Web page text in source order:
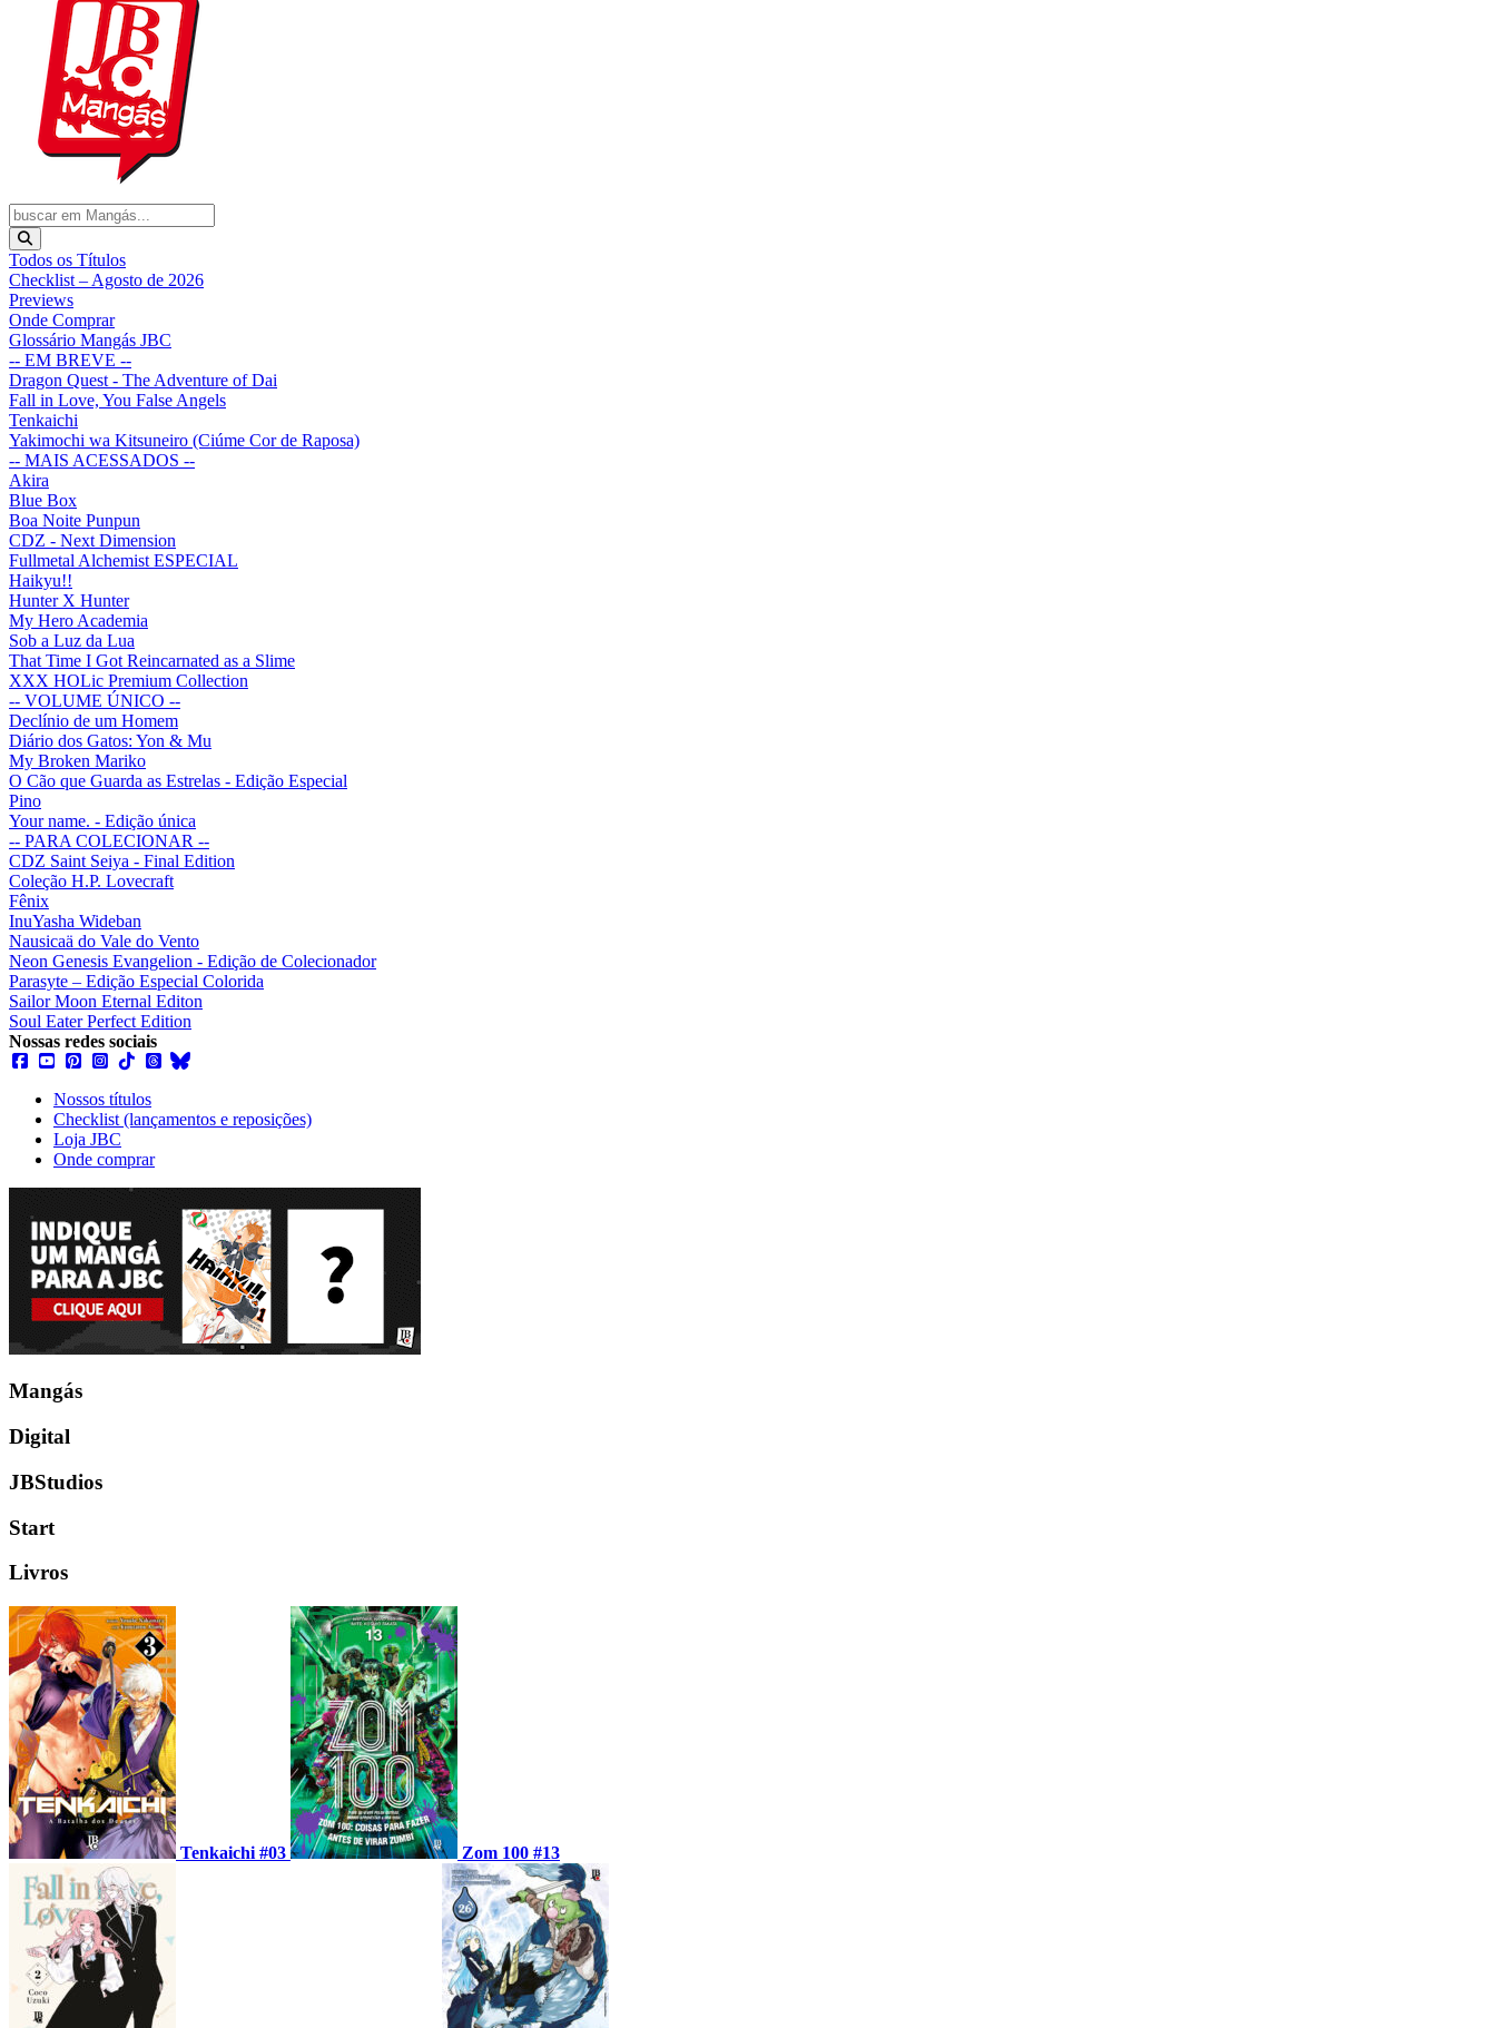
Todos os Títulos
Checklist – Agosto de 2026
Previews
Onde Comprar
Glossário Mangás JBC
-- EM BREVE --
Dragon Quest - The Adventure of Dai
Fall in Love, You False Angels
Tenkaichi
Yakimochi wa Kitsuneiro (Ciúme Cor de Raposa)
-- MAIS ACESSADOS --
Akira
Blue Box
Boa Noite Punpun
CDZ - Next Dimension
Fullmetal Alchemist ESPECIAL
Haikyu!!
Hunter X Hunter
My Hero Academia
Sob a Luz da Lua
That Time I Got Reincarnated as a Slime
XXX HOLic Premium Collection
-- VOLUME ÚNICO --
Declínio de um Homem
Diário dos Gatos: Yon & Mu
My Broken Mariko
O Cão que Guarda as Estrelas - Edição Especial
Pino
Your name. - Edição única
-- PARA COLECIONAR --
CDZ Saint Seiya - Final Edition
Coleção H.P. Lovecraft
Fênix
InuYasha Wideban
Nausicaä do Vale do Vento
Neon Genesis Evangelion - Edição de Colecionador
Parasyte – Edição Especial Colorida
Sailor Moon Eternal Editon
Soul Eater Perfect Edition
Nossas redes sociais
Nossos títulos
Checklist (lançamentos e reposições)
Loja JBC
Onde comprar
Mangás
Digital
JBStudios
Start
Livros
Tenkaichi #03 Zom 100 #13